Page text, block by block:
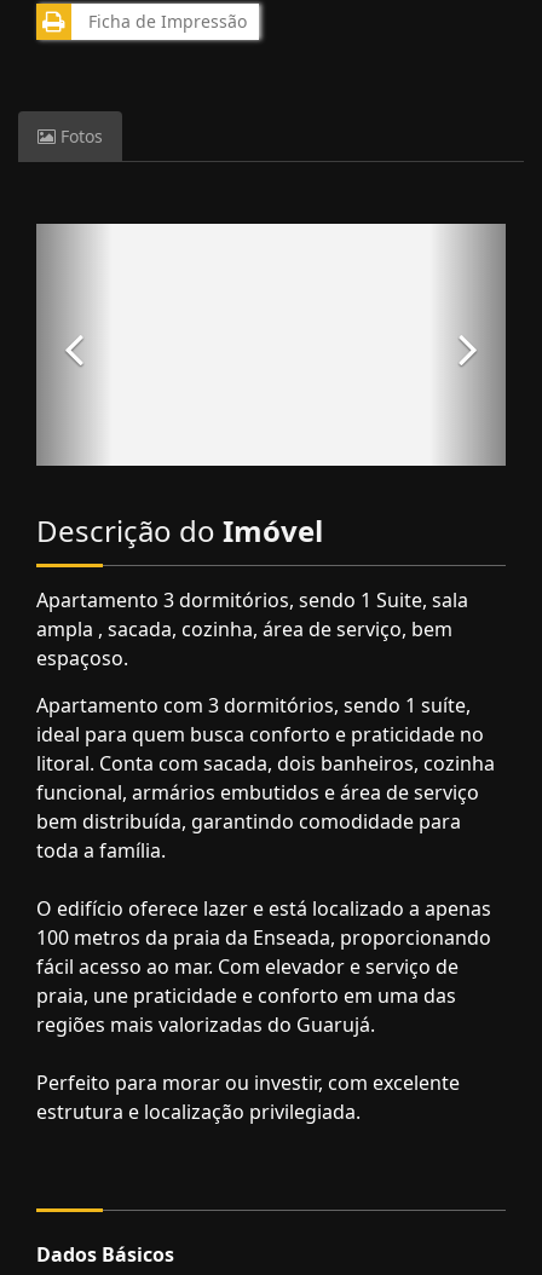
Ficha de Impressão
Fotos
Descrição do Imóvel
Apartamento 3 dormitórios, sendo 1 Suite, sala
ampla , sacada, cozinha, área de serviço, bem
espaçoso.
Apartamento com 3 dormitórios, sendo 1 suíte,
ideal para quem busca conforto e praticidade no
litoral. Conta com sacada, dois banheiros, cozinha
funcional, armários embutidos e área de serviço
bem distribuída, garantindo comodidade para
toda a família.
O edifício oferece lazer e está localizado a apenas
100 metros da praia da Enseada, proporcionando
fácil acesso ao mar. Com elevador e serviço de
praia, une praticidade e conforto em uma das
regiões mais valorizadas do Guarujá.
Perfeito para morar ou investir, com excelente
estrutura e localização privilegiada.
Dados Básicos